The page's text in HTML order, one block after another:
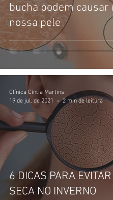
bucha podem causar
nossa pele
6 DICAS PARA
SECA NO INVERNO
Clínica Cíntia Martins
19 de jul. de 2021
2 min de leitura